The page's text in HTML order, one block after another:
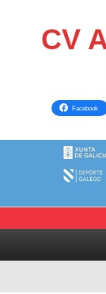
CV
Facebook